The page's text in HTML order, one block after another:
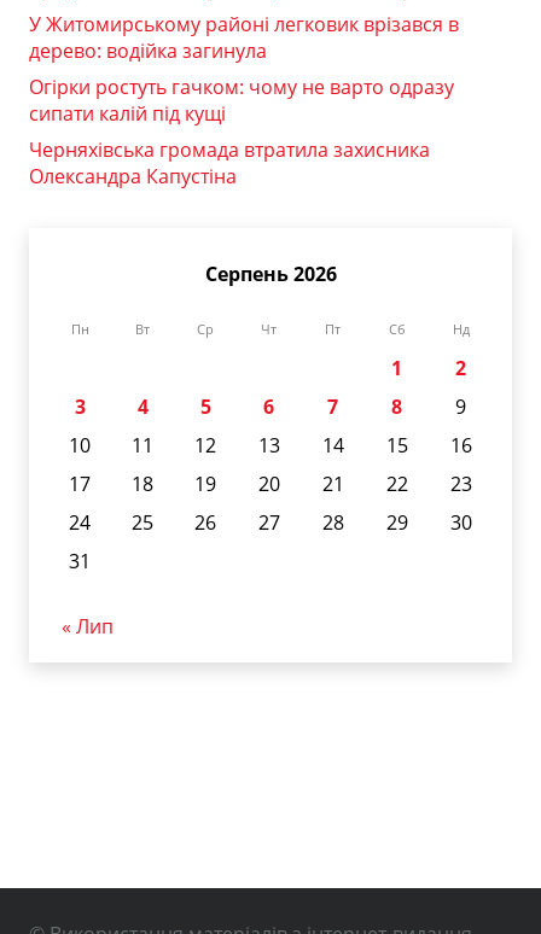
У Житомирському районі легковик врізався в
дерево: водійка загинула
Огірки ростуть гачком: чому не варто одразу
сипати калій під кущі
Черняхівська громада втратила захисника
Олександра Капустіна
Серпень 2026
Пн Вт Ср Чт Пт Сб Нд
1
2
3
4 5 6 7 8
9
10
11 12 13 14 15
16
17
18 19 20 21 22
23
24
25 26 27 28 29
30
31
« Лип